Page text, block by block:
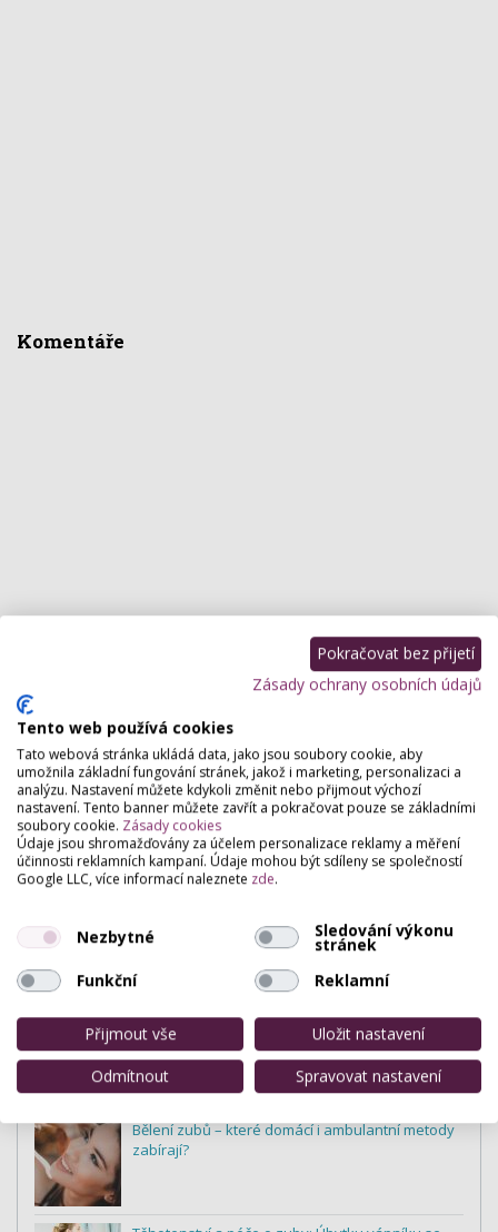
Komentáře
Zuby
Nejnovější články v kategorii:
Fluoridace zubů - skutečná ochrana nebo
marketingový tah?
Bělení zubů – které domácí i ambulantní metody
zabírají?
Pokračovat bez přijetí
Zásady ochrany osobních údajů
Tento web používá cookies
Tato webová stránka ukládá data, jako jsou soubory cookie, aby
umožnila základní fungování stránek, jakož i marketing, personalizaci a
analýzu. Nastavení můžete kdykoli změnit nebo přijmout výchozí
nastavení. Tento banner můžete zavřít a pokračovat pouze se základními
soubory cookie. Zásady cookies
Údaje jsou shromažďovány za účelem personalizace reklamy a měření
účinnosti reklamních kampaní. Údaje mohou být sdíleny se společností
Google LLC, více informací naleznete zde.
Nezbytné Sledování výkonu
stránek
Funkční
Reklamní
Přijmout vše
Uložit nastavení
Odmítnout
Spravovat nastavení